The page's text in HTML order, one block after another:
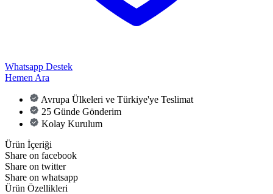
Whatsapp Destek
Hemen Ara
Avrupa Ülkeleri ve Türkiye'ye Teslimat
25 Günde Gönderim
Kolay Kurulum
Ürün İçeriği
Share on facebook
Share on twitter
Share on whatsapp
Ürün Özellikleri